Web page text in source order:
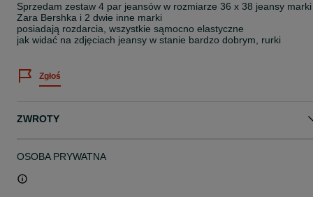
Sprzedam zestaw 4 par jeansów w rozmiarze 36 x 38 jeansy marki
Zara Bershka i 2 dwie inne marki
posiadają rozdarcia, wszystkie sąmocno elastyczne
jak widać na zdjęciach jeansy w stanie bardzo dobrym, rurki
Zgłoś
ZWROTY
OSOBA PRYWATNA